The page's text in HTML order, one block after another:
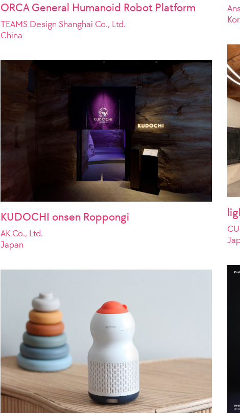
ORCA General Humanoid Robot Platform
TEAMS Design Shanghai Co., Ltd.
China
KUDOCHI onsen Roppongi
AK Co., Ltd.
Japan